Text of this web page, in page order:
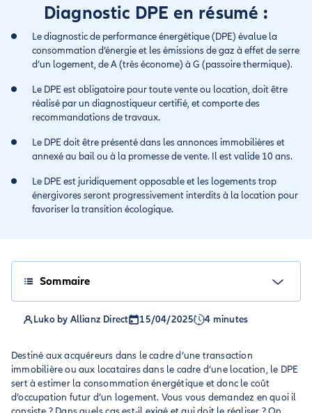
Diagnostic DPE en résumé :
Le diagnostic de performance énergétique (DPE) évalue la
consommation d’énergie et les émissions de gaz à effet de serre
d’un logement, de A (très économe) à G (passoire thermique).
Le DPE est obligatoire pour toute vente ou location, doit être
réalisé par un diagnostiqueur certifié, et comporte des
recommandations de travaux.
Le DPE doit être présenté dans les annonces immobilières et
annexé au bail ou à la promesse de vente. Il est valide 10 ans.
Le DPE est juridiquement opposable et les logements trop
énergivores seront progressivement interdits à la location pour
favoriser la transition écologique.
Sommaire
Luko by Allianz Direct 15/04/2025 4 minutes
Destiné aux acquéreurs dans le cadre d’une transaction
immobilière ou aux locataires dans le cadre d’une location, le DPE
sert à estimer la consommation énergétique et donc le coût
d’occupation futur d’un logement. Vous vous demandez en quoi il